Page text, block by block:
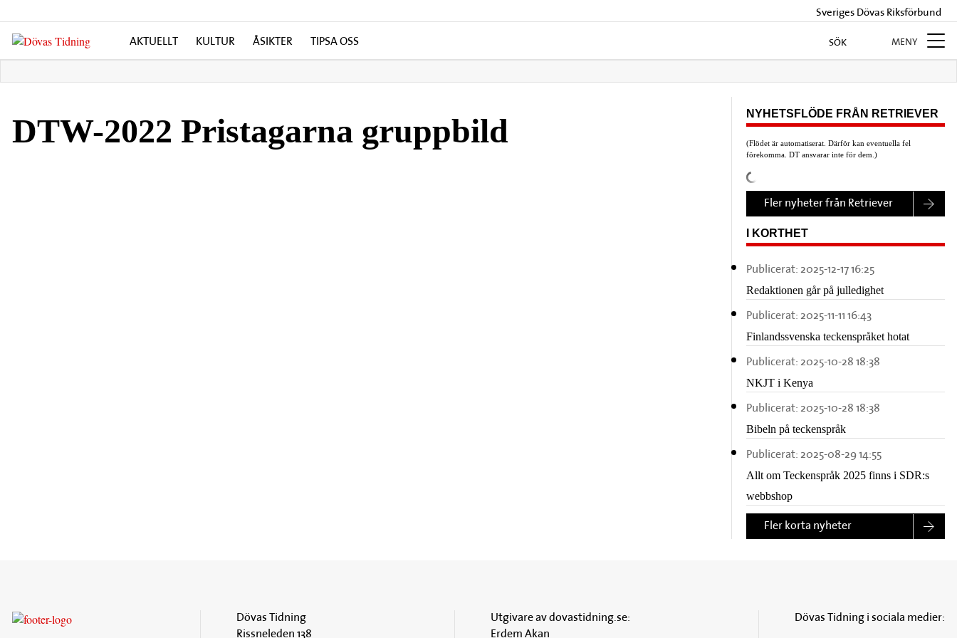
Sveriges Dövas Riksförbund
AKTUELLT KULTUR ÅSIKTER TIPSA OSS SÖK MENY
DTW-2022 Pristagarna gruppbild NYHETSFLÖDE FRÅN RETRIEVER
(Flödet är automatiserat. Därför kan eventuella fel
förekomma. DT ansvarar inte för dem.)
Fler nyheter från Retriever
I KORTHET
Publicerat: 2025-12-17 16:25
Redaktionen går på julledighet
Publicerat: 2025-11-11 16:43
Finlandssvenska teckenspråket hotat
Publicerat: 2025-10-28 18:38
NKJT i Kenya
Publicerat: 2025-10-28 18:38
Bibeln på teckenspråk
Publicerat: 2025-08-29 14:55
Allt om Teckenspråk 2025 finns i SDR:s
webbshop
Fler korta nyheter
Dövas Tidning
Rissneleden 138
Utgivare av dovastidning.se:
Erdem Akan
Dövas Tidning i sociala medier: